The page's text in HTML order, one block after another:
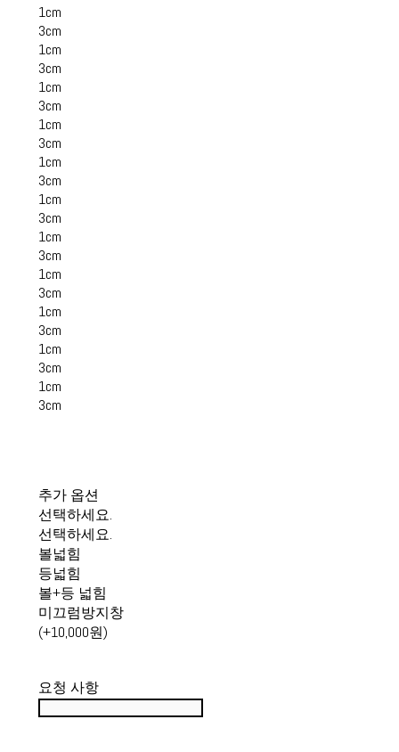
1cm
3cm
1cm
3cm
1cm
3cm
1cm
3cm
1cm
3cm
1cm
3cm
1cm
3cm
1cm
3cm
1cm
3cm
1cm
3cm
1cm
3cm
추가 옵션
선택하세요.
선택하세요.
볼넓힘
등넓힘
볼+등 넓힘
미끄럼방지창
(+10,000원)
요청 사항